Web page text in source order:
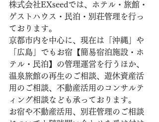
株式会社EXseedでは、ホテル・旅館・
ゲストハウス・民泊・別荘管理を行っ
ております。
京都市内を中心に、現在は「沖縄」や
「広島」でもお宿【簡易宿泊施設・ホ
テル・民泊】の管理運営を行うほか、
温泉旅館の再生のご相談、遊休資産活
用のご相談、不動産活用のコンサルテ
ィング相談なども承っております。
お宿や不動産活用、別荘管理のご相談